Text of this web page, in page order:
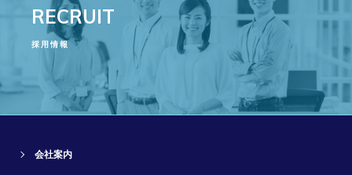
RECRUIT
採用情報
会社案内